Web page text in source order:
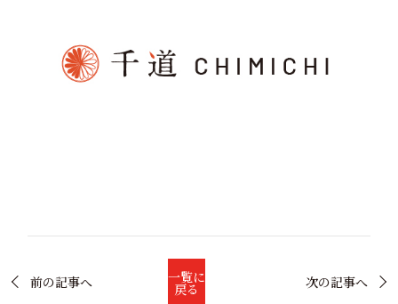
前の記事へ 一覧に
戻る 次の記事へ